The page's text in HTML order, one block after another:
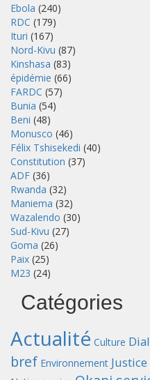
Ebola (240)
RDC (179)
Ituri (167)
Nord-Kivu (87)
Kinshasa (83)
épidémie (66)
FARDC (57)
Bunia (54)
Beni (48)
Monusco (46)
Félix Tshisekedi (40)
Constitution (37)
ADF (36)
Rwanda (32)
Maniema (32)
Wazalendo (30)
Sud-Kivu (27)
Goma (26)
Paix (25)
M23 (24)
Catégories
Actualité Culture
bref Environnement Justice